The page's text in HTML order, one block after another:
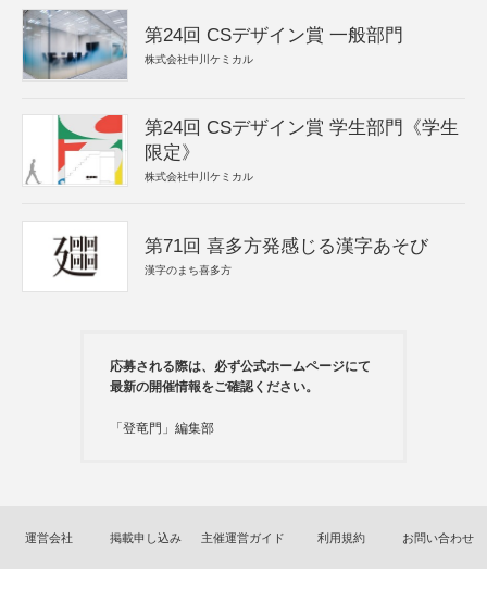
第24回 CSデザイン賞 一般部門
株式会社中川ケミカル
第24回 CSデザイン賞 学生部門《学生
限定》
株式会社中川ケミカル
第71回 喜多方発感じる漢字あそび
漢字のまち喜多方
応募される際は、必ず公式ホームページにて
最新の開催情報をご確認ください。
「登竜門」編集部
運営会社 掲載申し込み 主催運営ガイド 利用規約 お問い合わせ